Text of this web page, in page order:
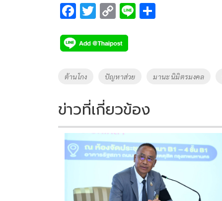
F
e
b
o
k
T
tt
er
C
p
y
Li
k
Li
Tags
ต้านโกง ปัญหาส่วย มานะ นิมิตรมงคล
ข่าวที่เกี่ยวข้อง